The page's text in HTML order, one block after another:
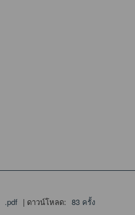
.pdf | ดาวน์โหลด: 83 ครั้ง